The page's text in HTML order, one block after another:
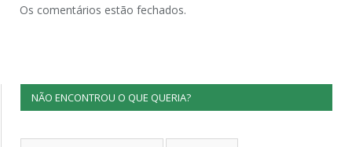
Os comentários estão fechados.
NÃO ENCONTROU O QUE QUERIA?